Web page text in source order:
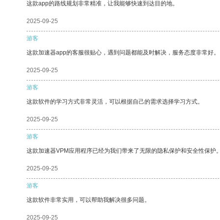
这款app的路线规划非常精准，让我能够快速到达目的地。
2025-09-25
游客
这款加速器app的客服很贴心，遇到问题都能及时解决，服务态度非常好。
2025-09-25
游客
这款软件的学习方式非常灵活，可以根据自己的需求选择学习方式。
2025-09-25
游客
这款加速器VPM应用程序已经为我们带来了无限的隐私保护和安全性保护
2025-09-25
游客
这款软件非常实用，可以帮助我解决很多问题。
2025-09-25